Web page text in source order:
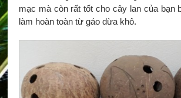
mạc mà còn rất tốt cho cây lan của bạn
làm hoàn toàn từ gáo dừa khô.